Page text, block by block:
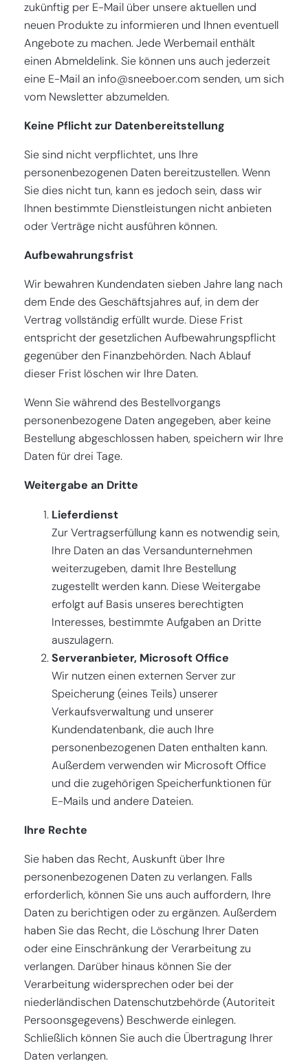
zukünftig per E-Mail über unsere aktuellen und
neuen Produkte zu informieren und Ihnen eventuell
Angebote zu machen. Jede Werbemail enthält
einen Abmeldelink. Sie können uns auch jederzeit
eine E-Mail an info@sneeboer.comsenden, um sich
vom Newsletter abzumelden.
Keine Pflicht zur Datenbereitstellung
Sie sind nicht verpflichtet, uns Ihre
personenbezogenen Daten bereitzustellen. Wenn
Sie dies nicht tun, kann es jedoch sein, dass wir
Ihnen bestimmte Dienstleistungen nicht anbieten
oder Verträge nicht ausführen können.
Aufbewahrungsfrist
Wir bewahren Kundendaten sieben Jahre lang nach
dem Ende des Geschäftsjahres auf, in dem der
Vertrag vollständig erfüllt wurde. Diese Frist
entspricht der gesetzlichen Aufbewahrungspflicht
gegenüber den Finanzbehörden. Nach Ablauf
dieser Frist löschen wir Ihre Daten.
Wenn Sie während des Bestellvorgangs
personenbezogene Daten angegeben, aber keine
Bestellung abgeschlossen haben, speichern wir Ihre
Daten für drei Tage.
Weitergabe an Dritte
Lieferdienst
Zur Vertragserfüllung kann es notwendig sein,
Ihre Daten an das Versandunternehmen
weiterzugeben, damit Ihre Bestellung
zugestellt werden kann. Diese Weitergabe
erfolgt auf Basis unseres berechtigten
Interesses, bestimmte Aufgaben an Dritte
auszulagern.
Serveranbieter, Microsoft Office
Wir nutzen einen externen Server zur
Speicherung (eines Teils) unserer
Verkaufsverwaltung und unserer
Kundendatenbank, die auch Ihre
personenbezogenen Daten enthalten kann.
Außerdem verwenden wir Microsoft Office
und die zugehörigen Speicherfunktionen für
E-Mails und andere Dateien.
Ihre Rechte
Sie haben das Recht, Auskunft über Ihre
personenbezogenen Daten zu verlangen. Falls
erforderlich, können Sie uns auch auffordern, Ihre
Daten zu berichtigen oder zu ergänzen. Außerdem
haben Sie das Recht, die Löschung Ihrer Daten
oder eine Einschränkung der Verarbeitung zu
verlangen. Darüber hinaus können Sie der
Verarbeitung widersprechen oder bei der
niederländischen Datenschutzbehörde (Autoriteit
Persoonsgegevens) Beschwerde einlegen.
Schließlich können Sie auch die Übertragung Ihrer
Daten verlangen.